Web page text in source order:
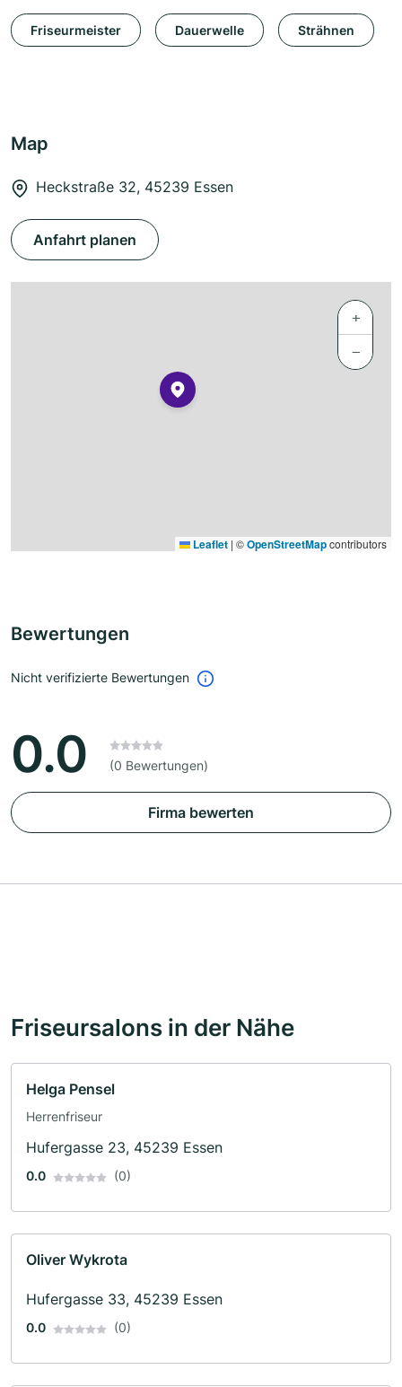
Friseurmeister Dauerwelle Strähnen
Map
Heckstraße 32, 45239 Essen
Anfahrt planen
+
−
Leaflet | ©OpenStreetMapcontributors
Bewertungen
Nicht verifizierte Bewertungen
0.0 (0 Bewertungen)
Firma bewerten
Friseursalons in der Nähe
Helga Pensel
Herrenfriseur
Hufergasse 23, 45239 Essen
0.0 (0)
Oliver Wykrota
Hufergasse 33, 45239 Essen
0.0 (0)